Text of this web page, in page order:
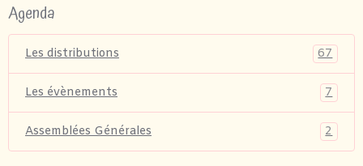
Agenda
Les distributions 67
Les évènements 7
Assemblées Générales 2